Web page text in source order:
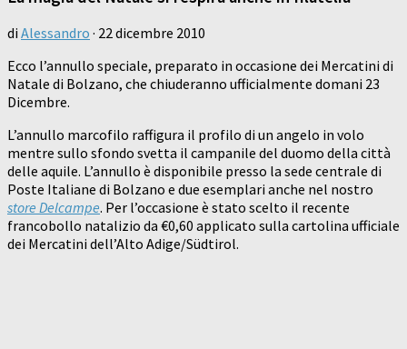
di Alessandro · 22 dicembre 2010
Ecco l’annullo speciale, preparato in occasione dei Mercatini di
Natale di Bolzano, che chiuderanno ufficialmente domani 23
Dicembre.
L’annullo marcofilo raffigura il profilo di un angelo in volo
mentre sullo sfondo svetta il campanile del duomo della città
delle aquile. L’annullo è disponibile presso la sede centrale di
Poste Italiane di Bolzano e due esemplari anche nel nostro
store Delcampe. Per l’occasione è stato scelto il recente
francobollo natalizio da €0,60 applicato sulla cartolina ufficiale
dei Mercatini dell’Alto Adige/Südtirol.